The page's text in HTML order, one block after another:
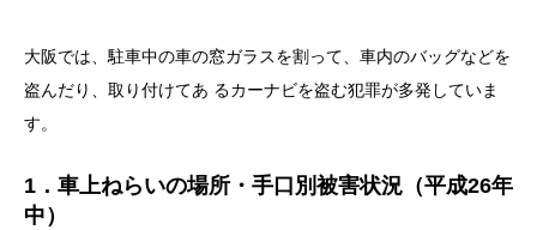
大阪では、駐車中の車の窓ガラスを割って、車内のバッグなどを
盗んだり、取り付けてあ るカーナビを盗む犯罪が多発していま
す。
1．車上ねらいの場所・手口別被害状況（平成26年
中）